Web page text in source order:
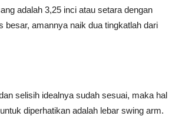
adalah 3,25 inci atau setara dengan
besar, amannya naik dua tingkatlah dari
selisih idealnya sudah sesuai, maka hal
diperhatikan adalah lebar swing arm.